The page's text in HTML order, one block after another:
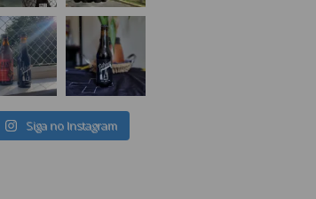
Siga no Instagram